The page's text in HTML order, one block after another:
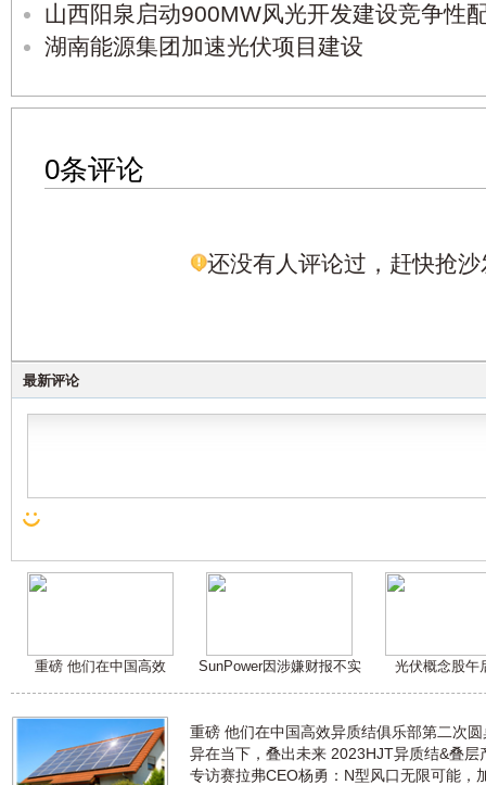
山西阳泉启动900MW风光开发建设竞争性
湖南能源集团加速光伏项目建设
0条评论
还没有人评论过，赶快抢沙
最新评论
重磅 他们在中国高效 SunPower因涉嫌财报不实 光伏概念股午
重磅 他们在中国高效异质结俱乐部第二次
异在当下，叠出未来 2023HJT异质结&叠层
专访赛拉弗CEO杨勇：N型风口无限可能，